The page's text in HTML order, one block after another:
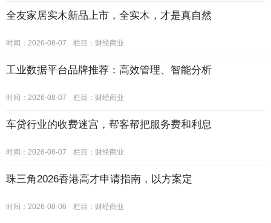
全友家居实木新品上市，全实木，才是真自然
时间：2026-08-07 栏目： 财经商业
工业数据平台品牌推荐：高效管理、智能分析
时间：2026-08-07 栏目： 财经商业
车贷行业的收费迷宫，帮客帮把服务费和利息
时间：2026-08-07 栏目： 财经商业
珠三角2026香港高才申请指南，以方案定
时间：2026-08-06 栏目： 财经商业